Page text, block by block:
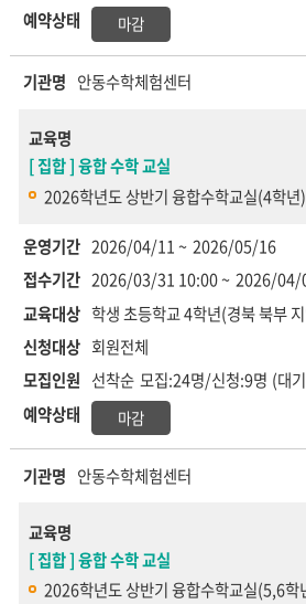
예약상태
마감
기관명 안동수학체험센터
교육명
[ 집합 ] 융합 수학 교실
2026학년도 상반기 융합수학교실(4학년)
운영기간 2026/04/11 ~ 2026/05/16
접수기간 2026/03/31 10:00 ~ 2026/04/
교육대상 학생초등학교 4학년(경북 북부
신청대상 회원전체
모집인원 선착순 모집:24명/신청:9명 (대
예약상태
마감
기관명 안동수학체험센터
교육명
[ 집합 ] 융합 수학 교실
2026학년도 상반기 융합수학교실(5,6학